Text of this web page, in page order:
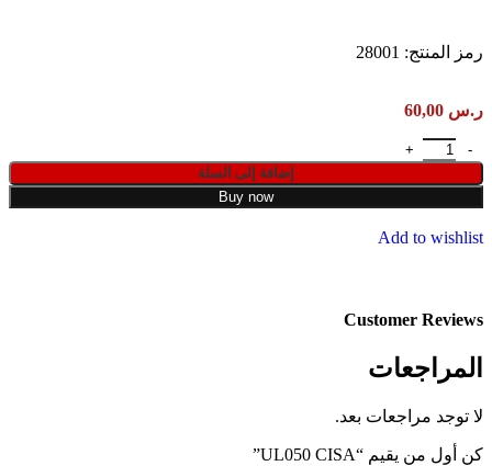
رمز المنتج: 28001
ر.س
إضافة إلى السلة
Buy now
Add to wishlist
Customer Reviews
المراجعات
لا توجد مراجعات بعد.
كن أول من يقيم “UL050 CISA”